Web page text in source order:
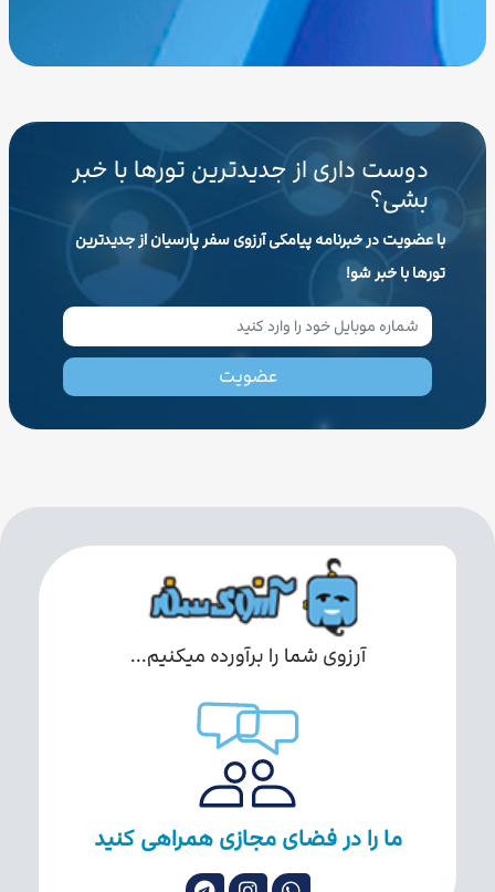
دوست داری از جدیدترین تورها با خبر
بشی؟
با عضویت در خبرنامه پیامکی آرزوی سفر پارسیان از جدیدترین
تورها با خبر شو!
عضویت
آرزوی شما را برآورده میکنیم...
ما را در فضای مجازی همراهی کنید